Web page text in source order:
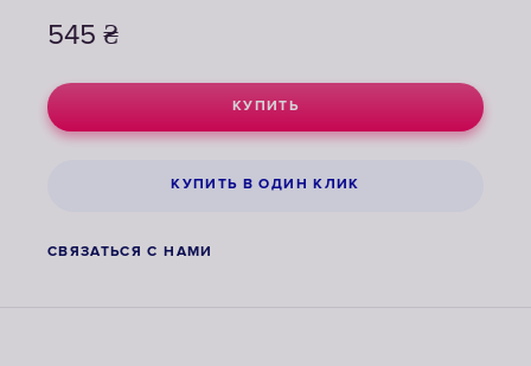
545 ₴
КУПИТЬ
КУПИТЬ В ОДИН КЛИК
СВЯЗАТЬСЯ С НАМИ